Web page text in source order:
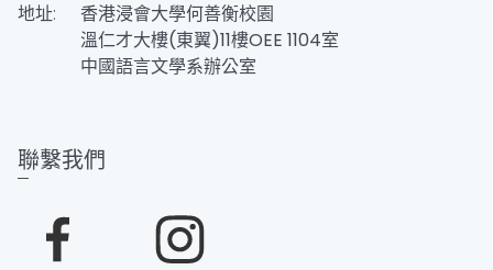
地址:
香港浸會大學何善衡校園
溫仁才大樓(東翼)11樓OEE 1104室
中國語言文學系辦公室
聯繫我們